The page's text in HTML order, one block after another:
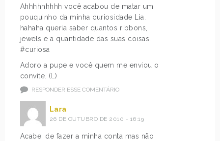
Ahhhhhhhhh você acabou de matar um
pouquinho da minha curiosidade Lia.
hahaha queria saber quantos ribbons,
jewels e a quantidade das suas coisas.
#curiosa
Adoro a pupe e você quem me enviou o
convite. (L)
RESPONDER ESSE COMENTÁRIO
Lara
26 DE OUTUBRO DE 2010 - 16:19
Acabei de fazer a minha conta mas não